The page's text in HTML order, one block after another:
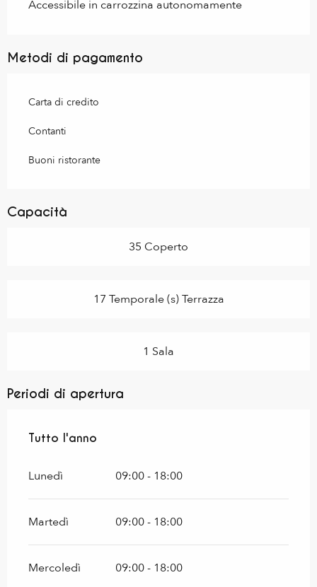
Accessibile in carrozzina autonomamente
Metodi di pagamento
Carta di credito
Contanti
Buoni ristorante
Capacità
35 Coperto
17 Temporale (s) Terrazza
1 Sala
Periodi di apertura
Tutto l'anno
Tutto l'anno
Lunedì 09:00 - 18:00
Martedì 09:00 - 18:00
Mercoledì 09:00 - 18:00